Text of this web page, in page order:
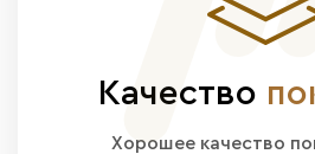
Качество
Хорошее качество